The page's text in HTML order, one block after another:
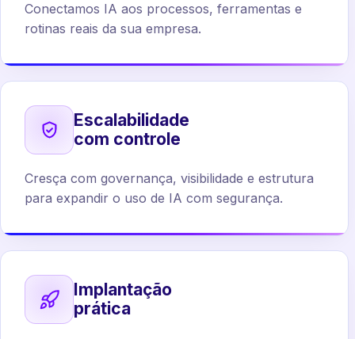
Conectamos IA aos processos, ferramentas e
rotinas reais da sua empresa.
Escalabilidade
com controle
Cresça com governança, visibilidade e estrutura
para expandir o uso de IA com segurança.
Implantação
prática